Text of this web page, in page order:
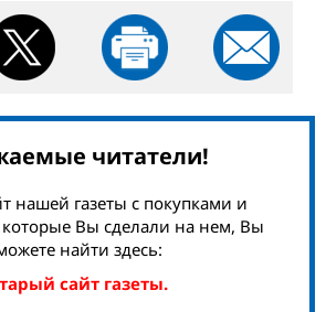
читатели!
нашей газеты с покупками и
Вы сделали на нем, Вы
найти здесь:
сайт газеты.